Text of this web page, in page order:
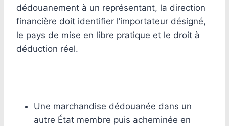
dédouanement à un représentant, la direction
financière doit identifier l’importateur désigné,
le pays de mise en libre pratique et le droit à
déduction réel.
Une marchandise dédouanée dans un
autre État membre puis acheminée en